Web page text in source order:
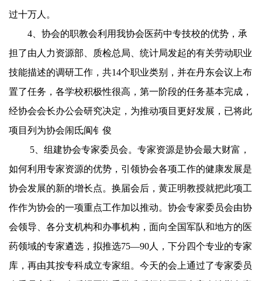
过十万人。
4 、协会的职教会利用我协会医药中专技校的优势，承
担了由人力资源部、质检总局、统计局发起的有关劳动职业
技能描述的调研工作，共14个职业类别，并在丹东会议上布
置了任务，各学校积极性很高，第一阶段的任务基本完成，
经协会会长办公会研究决定，为推动项目更好发展，已将此
项目列为协会闹氐阆钅俊
5 、组建协会专家委员会。专家资源是协会最大财富，
如何利用专家资源的优势，引领协会各项工作的健康发展是
协会发展的新的增长点。换届会后，黄正明教授就把此项工
作作为协会的一项重点工作加以推动。协会专家委员会由协
会领导、各分支机构和办事机构，面向全国军队和地方的医
药领域的专家遴选，拟推选75—90人，下分四个专业的专家
库，再由其按专科成立专家组。今天的会上通过了专家委员